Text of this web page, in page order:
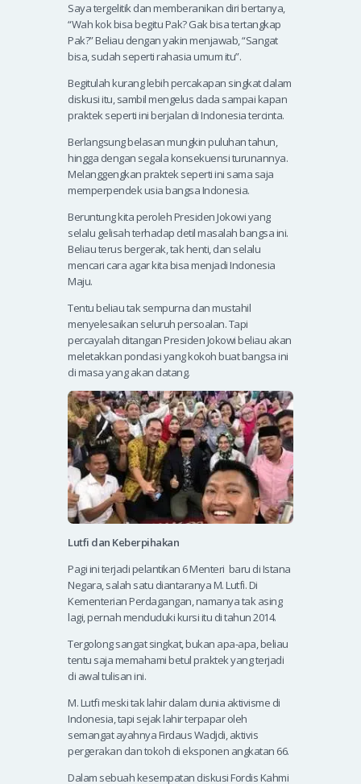
Saya tergelitik dan memberanikan diri bertanya,
“Wah kok bisa begitu Pak? Gak bisa tertangkap
Pak?” Beliau dengan yakin menjawab, “Sangat
bisa, sudah seperti rahasia umum itu”.
Begitulah kurang lebih percakapan singkat dalam
diskusi itu, sambil mengelus dada sampai kapan
praktek seperti ini berjalan di Indonesia tercinta.
Berlangsung belasan mungkin puluhan tahun,
hingga dengan segala konsekuensi turunannya.
Melanggengkan praktek seperti ini sama saja
memperpendek usia bangsa Indonesia.
Beruntung kita peroleh Presiden Jokowi yang
selalu gelisah terhadap detil masalah bangsa ini.
Beliau terus bergerak, tak henti, dan selalu
mencari cara agar kita bisa menjadi Indonesia
Maju.
Tentu beliau tak sempurna dan mustahil
menyelesaikan seluruh persoalan. Tapi
percayalah ditangan Presiden Jokowi beliau akan
meletakkan pondasi yang kokoh buat bangsa ini
di masa yang akan datang.
Lutfi dan Keberpihakan
Pagi ini terjadi pelantikan 6 Menteri baru di Istana
Negara, salah satu diantaranya M. Lutfi. Di
Kementerian Perdagangan, namanya tak asing
lagi, pernah menduduki kursi itu di tahun 2014.
Tergolong sangat singkat, bukan apa-apa, beliau
tentu saja memahami betul praktek yang terjadi
di awal tulisan ini.
M. Lutfi meski tak lahir dalam dunia aktivisme di
Indonesia, tapi sejak lahir terpapar oleh
semangat ayahnya Firdaus Wadjdi, aktivis
pergerakan dan tokoh di eksponen angkatan 66.
Dalam sebuah kesempatan diskusi Fordis Kahmi